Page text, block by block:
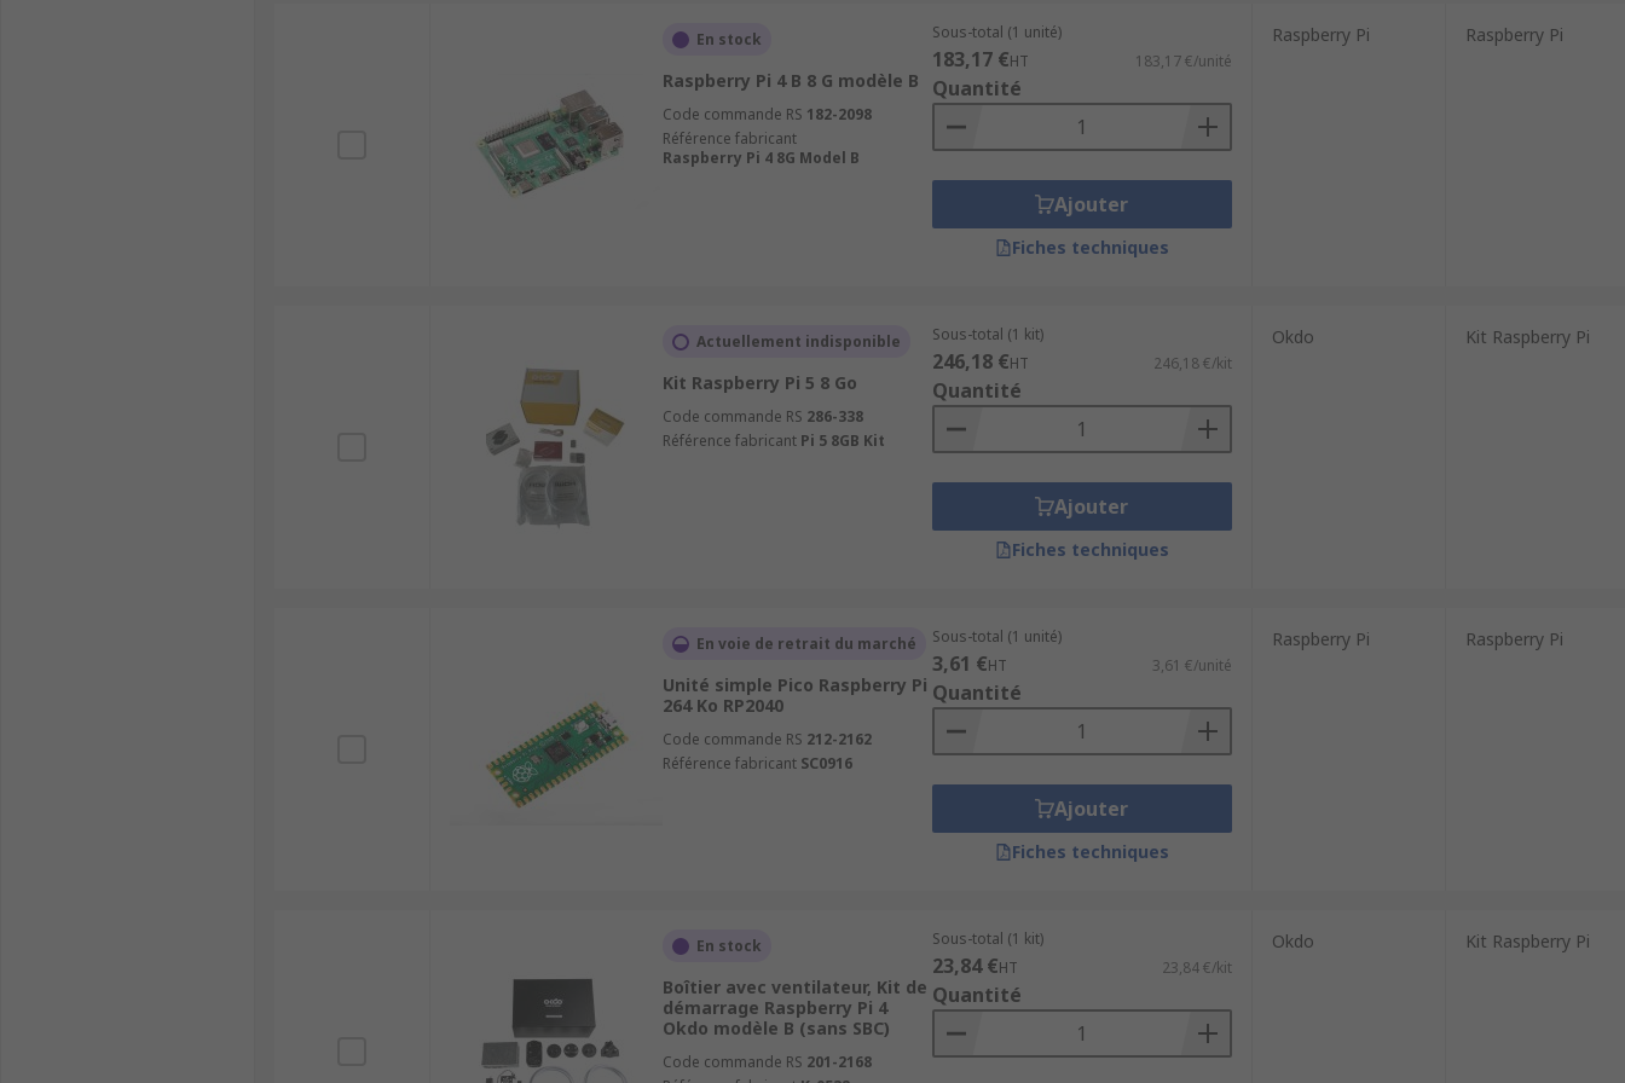
En stock
Raspberry Pi 4 B 8 G modèle B
Code commande RS 182-2098
Référence fabricant
Raspberry Pi 4 8G Model B
Sous-total (1 unité)
183,17 €HT 183,17 €/unité
Quantité
Ajouter
Fiches techniques
Raspberry Pi Raspberry Pi
Actuellement indisponible
Kit Raspberry Pi 5 8 Go
Code commande RS 286-338
Référence fabricant Pi 5 8GB Kit
Sous-total (1 kit)
246,18 €HT 246,18 €/kit
Quantité
Ajouter
Fiches techniques
Okdo Kit Raspberry Pi
En voie de retrait du marché
Unité simple Pico Raspberry Pi
264 Ko RP2040
Code commande RS 212-2162
Référence fabricant SC0916
Sous-total (1 unité)
3,61 €HT 3,61 €/unité
Quantité
Ajouter
Fiches techniques
Raspberry Pi Raspberry Pi
En stock
Boîtier avec ventilateur, Kit de
démarrage Raspberry Pi 4
Okdo modèle B (sans SBC)
Code commande RS 201-2168
Sous-total (1 kit)
23,84 €HT 23,84 €/kit
Quantité
Okdo Kit Raspberry Pi